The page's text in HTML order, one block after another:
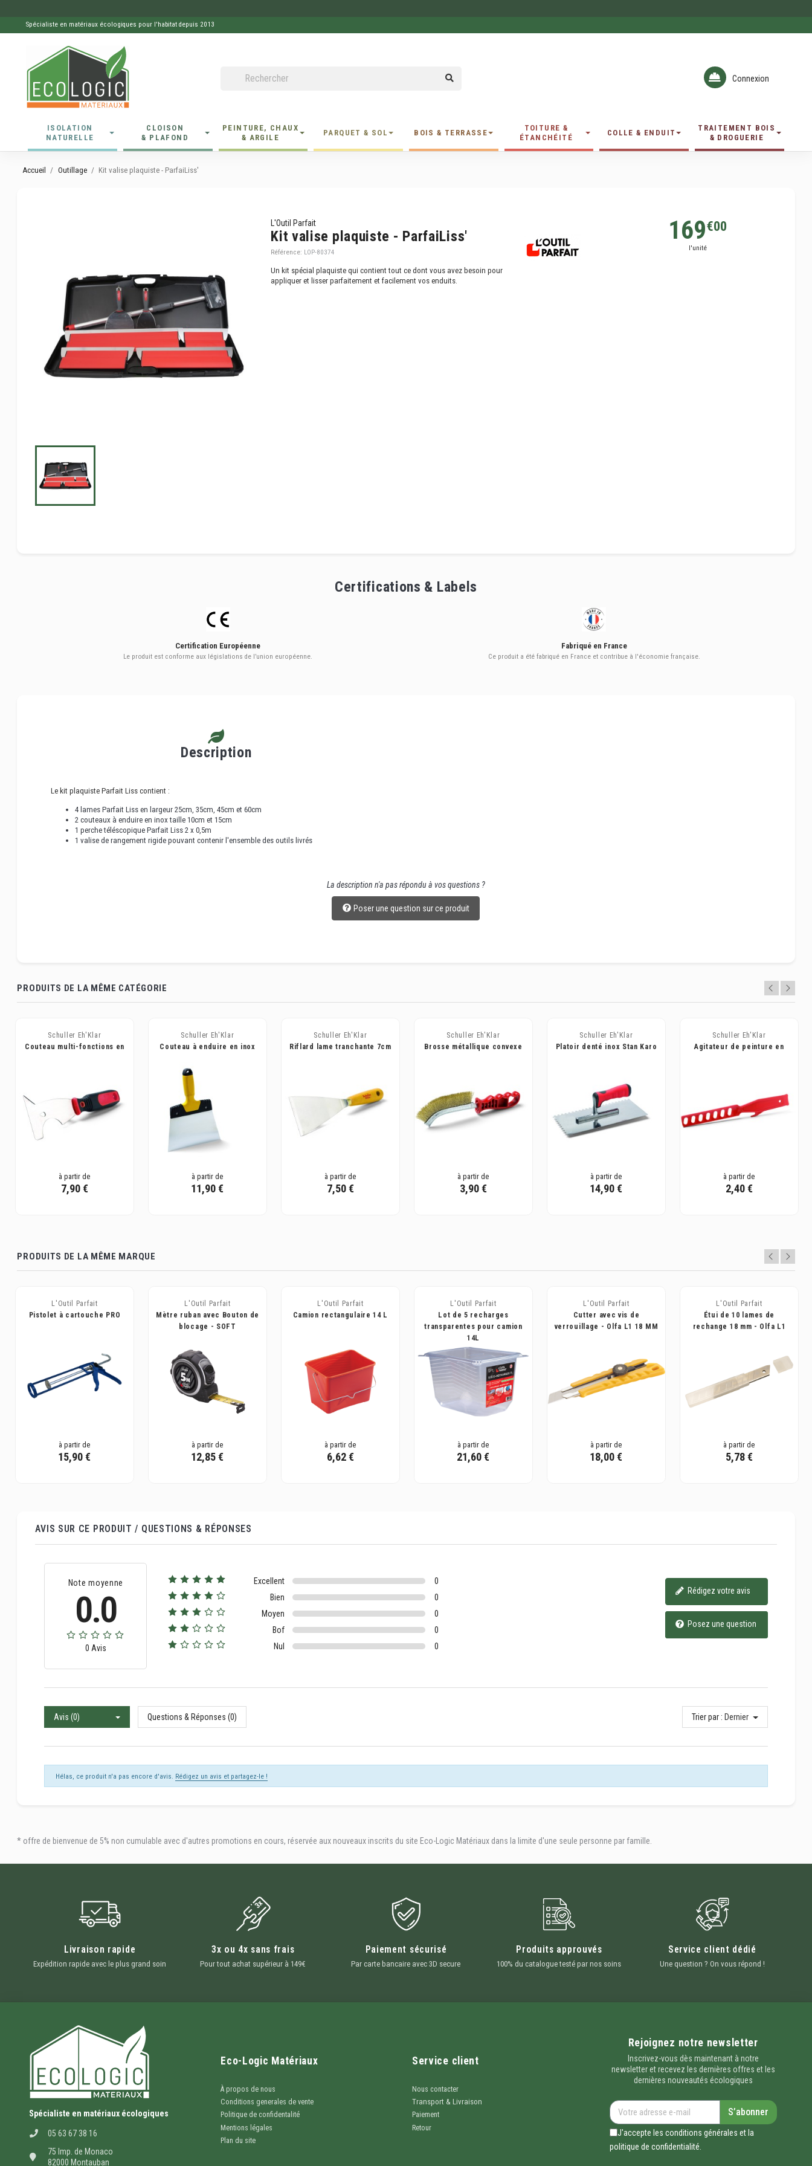
Spécialiste en matériaux écologiques pour l'habitat depuis 2013
Connexion
ISOLATION
NATURELLE
CLOISON
& PLAFOND
PEINTURE, CHAUX
& ARGILE
PARQUET & SOL BOIS & TERRASSE
TOITURE &
ÉTANCHÉITÉ
COLLE & ENDUIT
TRAITEMENT BOIS
& DROGUERIE
Accueil Outillage Kit valise plaquiste - ParfaiLiss'
L'Outil Parfait
Kit valise plaquiste - ParfaiLiss'
Référence: LOP-80374
Un kit spécial plaquiste qui contient tout ce dont vous avez besoin pour
appliquer et lisser parfaitement et facilement vos enduits.
169€00
l'unité
Certifications & Labels
Certification Européenne
Le produit est conforme aux législations de l’union européenne.
Fabriqué en France
Ce produit a été fabriqué en France et contribue à l'économie française.
Description
Le kit plaquiste Parfait Liss contient :
4 lames Parfait Liss en largeur 25cm, 35cm, 45cm et 60cm
2 couteaux à enduire en inox taille 10cm et 15cm
1 perche téléscopique Parfait Liss 2 x 0,5m
1 valise de rangement rigide pouvant contenir l'ensemble des outils livrés
La description n'a pas répondu à vos questions ?
Poser une question sur ce produit
PRODUITS DE LA MÊME CATÉGORIE
Schuller Eh'Klar
Couteau multi-fonctions en
à partir de
7,90 €
Schuller Eh'Klar
Couteau à enduire en inox
à partir de
11,90 €
Schuller Eh'Klar
Riflard lame tranchante 7cm
à partir de
7,50 €
Schuller Eh'Klar
Brosse métallique convexe
à partir de
3,90 €
Schuller Eh'Klar
Platoir denté inox Stan Karo
à partir de
14,90 €
Schuller Eh'Klar
Agitateur de peinture en
à partir de
2,40 €
PRODUITS DE LA MÊME MARQUE
L'Outil Parfait
Pistolet à cartouche PRO
à partir de
15,90 €
L'Outil Parfait
Mètre ruban avec Bouton de
blocage - SOFT
à partir de
12,85 €
L'Outil Parfait
Camion rectangulaire 14 L
à partir de
6,62 €
L'Outil Parfait
Lot de 5 recharges
transparentes pour camion
14L
à partir de
21,60 €
L'Outil Parfait
Cutter avec vis de
verrouillage - Olfa L1 18 MM
à partir de
18,00 €
L'Outil Parfait
Étui de 10 lames de
rechange 18 mm - Olfa L1
à partir de
5,78 €
AVIS SUR CE PRODUIT / QUESTIONS & RÉPONSES
Note moyenne
0.0
0 Avis
Excellent
0
Bien
0
Moyen
0
Bof
0
Nul
0
Rédigez votre avis
Posez une question
Avis (0) Questions & Réponses (0) Trier par : Dernier
Hélas, ce produit n'a pas encore d'avis. Rédigez un avis et partagez-le !
* offre de bienvenue de 5% non cumulable avec d'autres promotions en cours, réservée aux nouveaux inscrits du site Eco-Logic Matériaux dans la limite d'une seule personne par famille.
Livraison rapide
Expédition rapide avec le plus grand soin
3x ou 4x sans frais
Pour tout achat supérieur à 149€
Paiement sécurisé
Par carte bancaire avec 3D secure
Produits approuvés
100% du catalogue testé par nos soins
Service client dédié
Une question ? On vous répond !
Spécialiste en matériaux écologiques
05 63 67 38 16
75 Imp. de Monaco
82000 Montauban
Eco-Logic Matériaux
À propos de nous
Conditions generales de vente
Politique de confidentalité
Mentions légales
Plan du site
Service client
Nous contacter
Transport & Livraison
Paiement
Retour
Rejoignez notre newsletter
Inscrivez-vous dès maintenant à notre
newsletter et recevez les dernières offres et les
dernières nouveautés écologiques
S’abonner
J'accepte les conditions générales et la
politique de confidentialité.